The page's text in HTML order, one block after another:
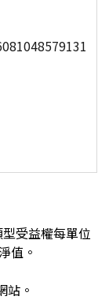
受益權每單位
值。
站。